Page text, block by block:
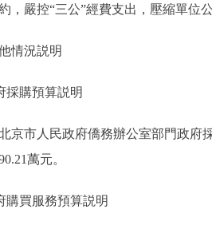
，嚴控“三公”經費支出，壓縮單位
況説明
購預算説明
市人民政府僑務辦公室部門政府採
萬元。
買服務預算説明